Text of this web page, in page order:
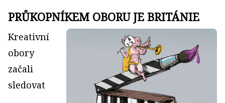
PRŮKOPNÍKEM OBORU JE BRITÁNIE
Kreativní
obory
začali
sledovat